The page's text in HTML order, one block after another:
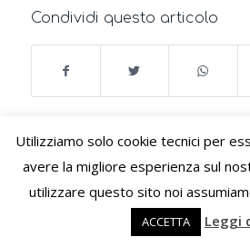
Condividi questo articolo
Potrebbero interessarti
Sala da pranzo
seguire!
Utilizziamo solo cookie tecnici per
avere la migliore esperienza sul
utilizzare questo sito noi
ACCETTA Leggi